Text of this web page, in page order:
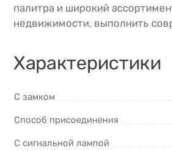
палитра и широкий
недвижимости, выполнить
Характеристики
С замком
Способ присоединения
С сигнальной лампой